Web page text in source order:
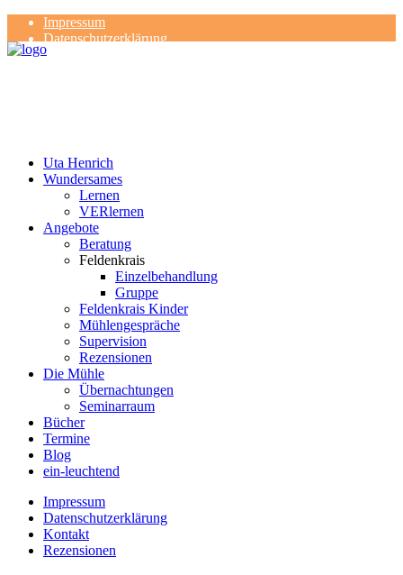
Impressum
Datenschutzerklärung
Kontakt
Uta Henrich
Wundersames
Lernen
VERlernen
Angebote
Beratung
Feldenkrais
Einzelbehandlung
Gruppe
Feldenkrais Kinder
Mühlengespräche
Supervision
Rezensionen
Die Mühle
Übernachtungen
Seminarraum
Bücher
Termine
Blog
ein-leuchtend
Impressum
Datenschutzerklärung
Kontakt
Rezensionen